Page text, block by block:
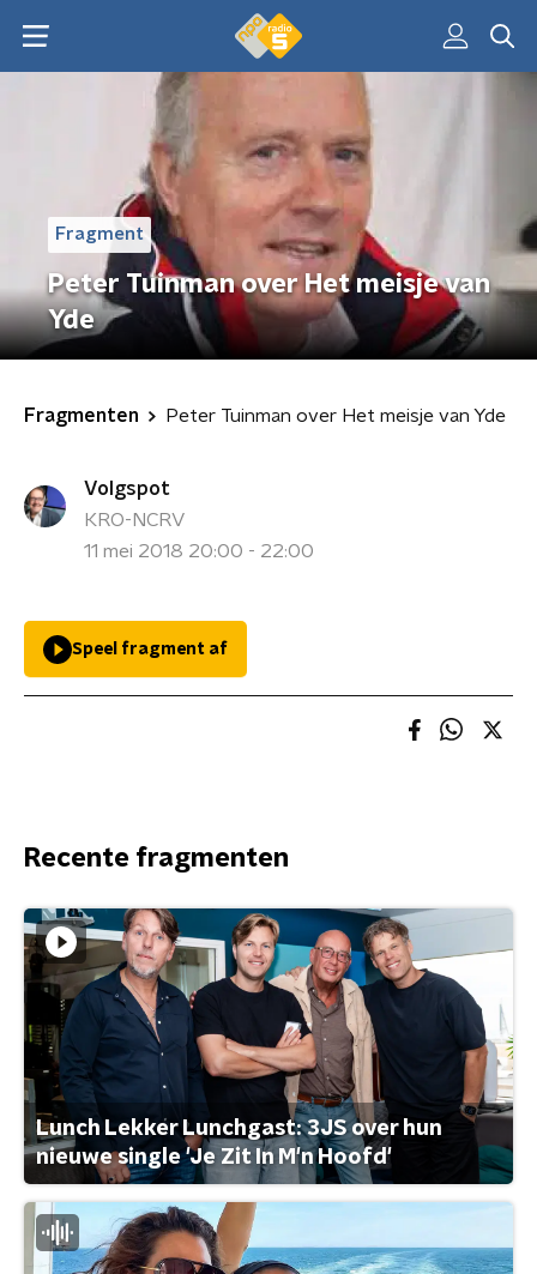
Fragment
Peter Tuinman over Het meisje van
Yde
Fragmenten Peter Tuinman over Het meisje van Yde
Volgspot
KRO-NCRV
11 mei 2018 20:00 - 22:00
Speel fragment af
Recente fragmenten
Lunch Lekker Lunchgast: 3JS over hun
nieuwe single 'Je Zit In M'n Hoofd'